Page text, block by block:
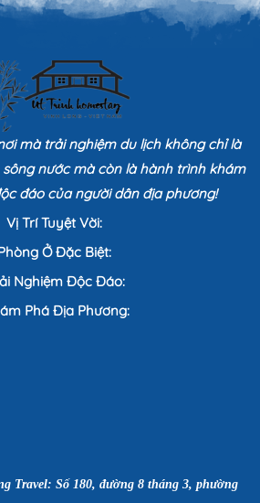
mà trải nghiệm du lịch không chỉ là
nước mà còn là hành trình khám
đáo của người dân địa phương!
Vị Trí Tuyệt Vời:
Ở Đặc Biệt:
Nghiệm Độc Đáo:
Phá Địa Phương:
Travel: Số 180, đường 8 tháng 3, phường